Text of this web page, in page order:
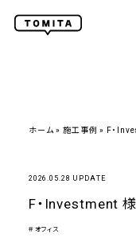
ホーム »施工事例 » F・
2026.05.28 UPDATE
F・Investment
＃オフィス